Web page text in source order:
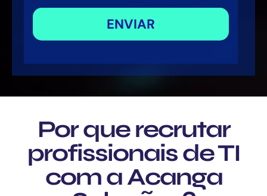
Por que recrutar
profissionais de TI
com a Acanga